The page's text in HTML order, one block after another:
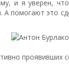
и я уверен,
А помогают это
проявивших